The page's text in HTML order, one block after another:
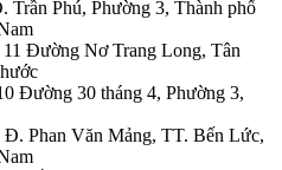
Phú, Phường 3, Thành phố
Đường Nơ Trang Long, Tân
Đường 30 tháng 4, Phường 3,
Phan Văn Mảng, TT. Bến Lức,